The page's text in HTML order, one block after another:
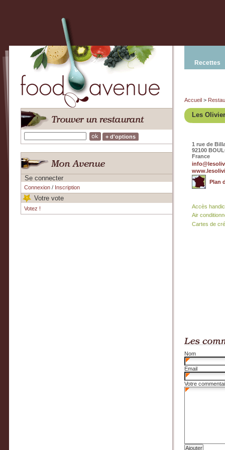
+ d'options
Se connecter
Connexion/ Inscription
Votre vote
Votez !
Recettes
Accueil >
Les
1 rue de
92100
France
Plan
Accès
Air
Cartes de
Nom
Email
Votre